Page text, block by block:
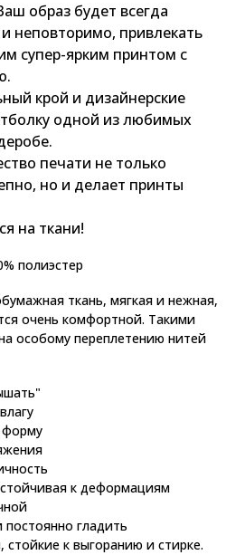
образ будет всегда
неповторимо, привлекать
супер-ярким принтом с
крой и дизайнерские
одной из любимых
печати не только
но и делает принты
на ткани!
полиэстер
ткань, мягкая и нежная,
очень комфортной. Такими
особому переплетению нитей
форму
к деформациям
гладить
стойкие к выгоранию и стирке.